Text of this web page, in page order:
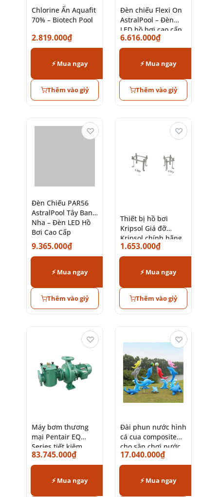
Chlorine Ấn Aquafit
70% – Biotech Pool
2.819.000₫
⚡ Mua ngay
Thêm vào giỷ
Đèn chiếu Flexi On
AstralPool – Đèn
LED hồ bơi cao cấp
chính hãng
6.616.000₫
⚡ Mua ngay
Thêm vào giỷ
Đèn Chiếu PAR56
AstralPool Tây Ban
Nha – Đèn LED Hồ
Bơi Cao Cấp
9.365.000₫
⚡ Mua ngay
Thêm vào giỷ
♡
Thiết bị hồ bơi
Kripsol Giá đỡ
Kripsol chính hãng
từ Tây Ban Nha
1.653.000₫
⚡ Mua ngay
Thêm vào giỷ
♡
Máy bơm thương
mại Pentair EQ
Series tiết kiệm
điện, bền bỉ
83.745.000₫
⚡ Mua ngay
♡
Đài phun nước hình
cá cua composite
cho sân chơi nước
trẻ em ngoài trời
17.040.000₫
⚡ Mua ngay
♡